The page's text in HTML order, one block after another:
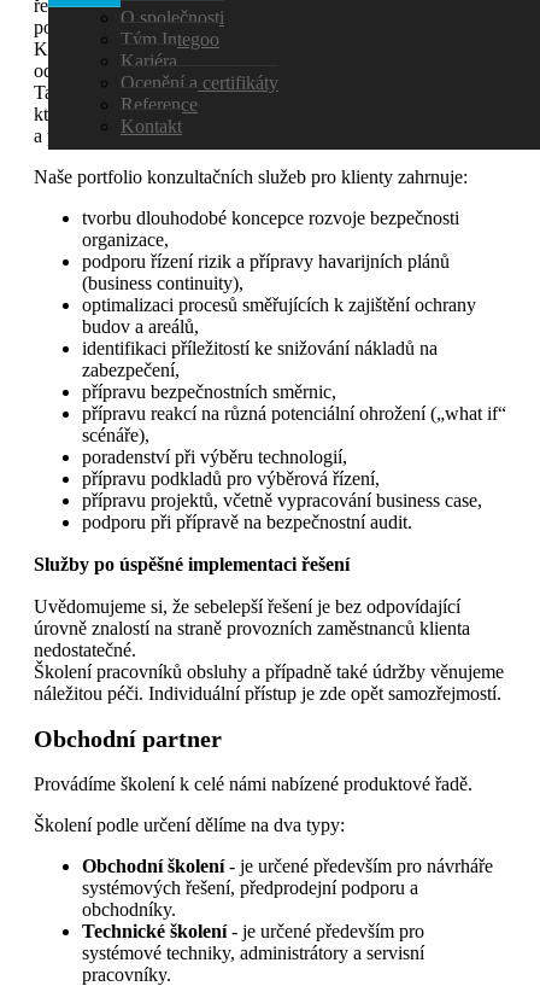
O společnosti
Tým Integoo
Kariéra
Ocenění a certifikáty
Reference
Kontakt
řešení a produktů na individuální bázi. Rozsah a náplň plně
podřizujeme časovým možnostem a úrovni znalostí klienta.
Kontaktujte nás a po vzájemné dohodě vám připravíme
odpovídající program.
Tato fáze odpovídá RFI (Request for information) etapě při
které se zákazník seznamuje s možnostmi řešení svých potřeb
a požadavků.
Naše portfolio konzultačních služeb pro klienty zahrnuje:
tvorbu dlouhodobé koncepce rozvoje bezpečnosti
organizace,
podporu řízení rizik a přípravy havarijních plánů
(business continuity),
optimalizaci procesů směřujících k zajištění ochrany
budov a areálů,
identifikaci příležitostí ke snižování nákladů na
zabezpečení,
přípravu bezpečnostních směrnic,
přípravu reakcí na různá potenciální ohrožení („what if“
scénáře),
poradenství při výběru technologií,
přípravu podkladů pro výběrová řízení,
přípravu projektů, včetně vypracování business case,
podporu při přípravě na bezpečnostní audit.
Služby po úspěšné implementaci řešení
Uvědomujeme si, že sebelepší řešení je bez odpovídající
úrovně znalostí na straně provozních zaměstnanců klienta
nedostatečné.
Školení pracovníků obsluhy a případně také údržby věnujeme
náležitou péči. Individuální přístup je zde opět samozřejmostí.
Obchodní partner
Provádíme školení k celé námi nabízené produktové řadě.
Školení podle určení dělíme na dva typy:
Obchodní školení- je určené především pro návrháře
systémových řešení, předprodejní podporu a
obchodníky.
Technické školení- je určené především pro
systémové techniky, administrátory a servisní
pracovníky.